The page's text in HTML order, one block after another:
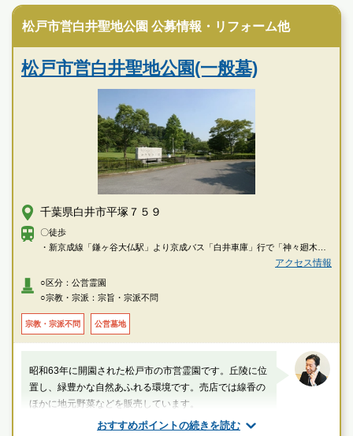
す
松戸市営白井聖地公園 公募情報・リフォーム他
松戸市営白井聖地公園(一般墓)
千葉県白井市平塚７５９
〇徒歩
・新京成線「鎌ヶ谷大仏駅」より京成バス「白井車庫」行で「神々廻木
・ＪＲ各線「松戸駅」西口より京成バス「平塚」行で「平塚」下車→徒歩
で約5分
アクセス情報
○区分：公営霊園
○宗教・宗派：宗旨・宗派不問
宗教・宗派不問 公営墓地
おすすめポイントの続きを読む
昭和63年に開園された松戸市の市営霊園です。丘陵に位
置し、緑豊かな自然あふれる環境です。売店では線香の
ほかに地元野菜などを販売しています。
山口（業界歴20年以上）